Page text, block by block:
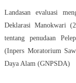
Landasan evaluasi
Deklarasi Manokwari
tentang penudaan
(Inpers Moratorium
Daya Alam (GNPSDA)